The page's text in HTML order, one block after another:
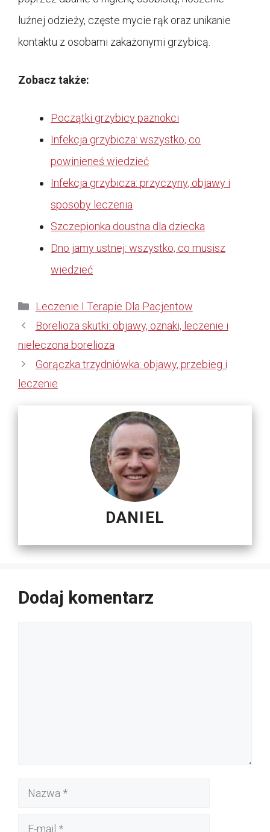
luźnej odzieży, częste mycie rąk oraz unikanie
kontaktu z osobami zakażonymi grzybicą.
Zobacz także:
Początki grzybicy paznokci
Infekcja grzybicza: wszystko, co
powinieneś wiedzieć
Infekcja grzybicza: przyczyny, objawy i
sposoby leczenia
Szczepionka doustna dla dziecka
Dno jamy ustnej: wszystko, co musisz
wiedzieć
Kategorie
Leczenie I Terapie Dla Pacjentow
Borelioza skutki: objawy, oznaki, leczenie i
nieleczona borelioza
Gorączka trzydniówka: objawy, przebieg i
leczenie
DANIEL
Dodaj komentarz
Nazwa